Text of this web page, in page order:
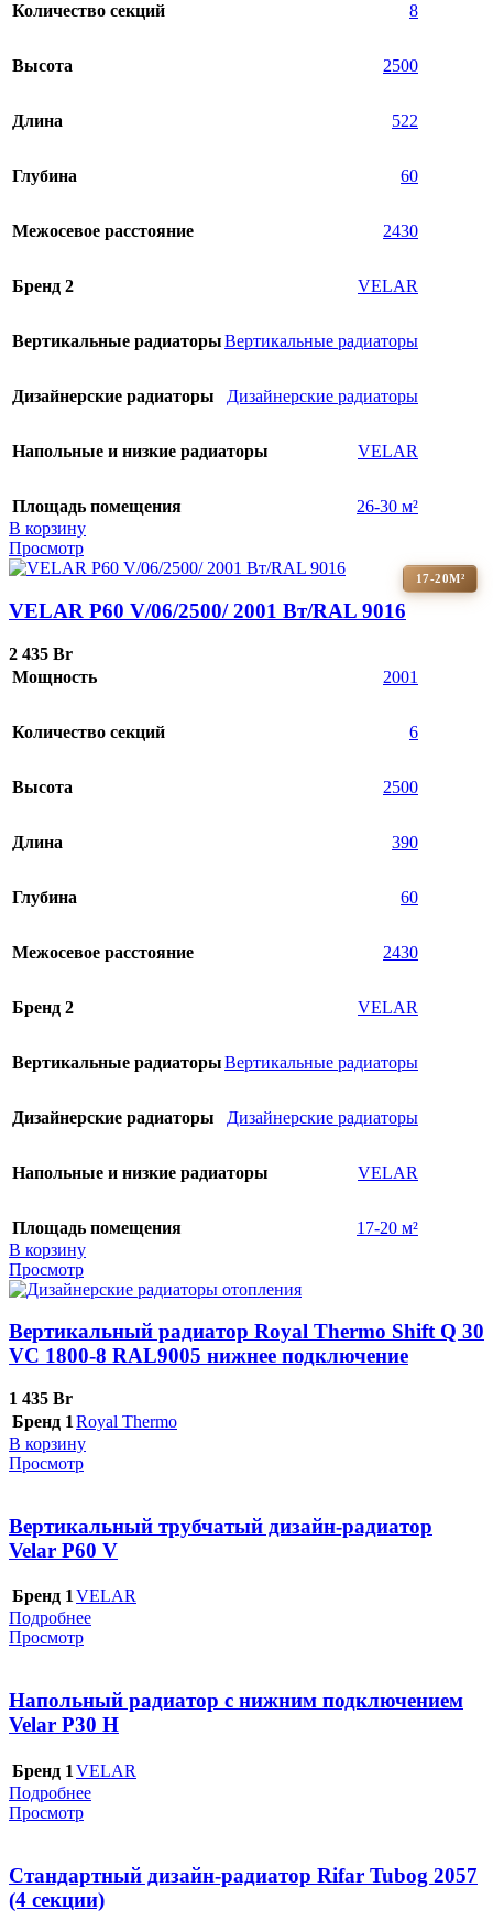
Количество секций 8
Высота 2500
Длина 522
Глубина 60
Межосевое расстояние 2430
Бренд 2 VELAR
Вертикальные радиаторыВертикальные радиаторы
Дизайнерские радиаторы Дизайнерские радиаторы
Напольные и низкие радиаторы VELAR
Площадь помещения
26-30 м²
В корзину
Просмотр
17-20М²
VELAR P60 V/06/2500/ 2001 Bт/RAL 9016
2 435 Br
Мощность
2001
Количество секций 6
Высота 2500
Длина 390
Глубина 60
Межосевое расстояние 2430
Бренд 2 VELAR
Вертикальные радиаторыВертикальные радиаторы
Дизайнерские радиаторы Дизайнерские радиаторы
Напольные и низкие радиаторы VELAR
Площадь помещения
17-20 м²
В корзину
Просмотр
Вертикальный радиатор Royal Thermo Shift Q 30
VС 1800-8 RAL9005 нижнее подключение
1 435 Br
Бренд 1 Royal Thermo
В корзину
Просмотр
Вертикальный трубчатый дизайн-радиатор
Velar P60 V
Бренд 1VELAR
Подробнее
Просмотр
Напольный радиатор с нижним подключением
Velar P30 H
Бренд 1 VELAR
Подробнее
Просмотр
Стандартный дизайн-радиатор Rifar Tubog 2057
(4 секции)